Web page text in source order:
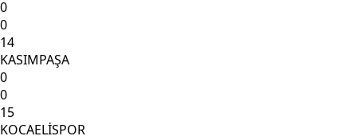
0
0
14
KASIMPAŞA
0
0
15
KOCAELİSPOR